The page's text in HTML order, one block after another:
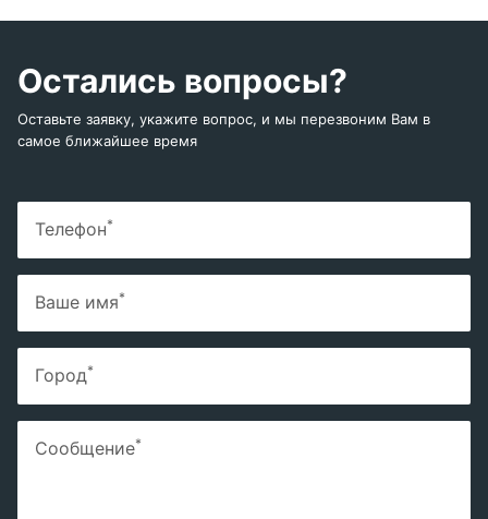
Остались вопросы?
Оставьте заявку, укажите вопрос, и мы перезвоним Вам в
самое ближайшее время
Телефон*
Ваше имя*
Город*
Сообщение*